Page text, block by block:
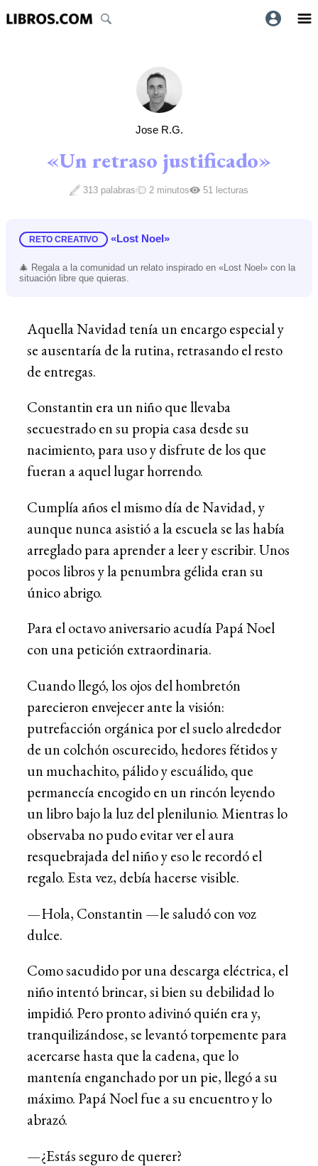
Jose R.G.
«Un retraso justificado»
313 palabras 2 minutos 51 lecturas
RETO CREATIVO «Lost Noel»
🎄 Regala a la comunidad un relato inspirado en «Lost Noel» con la
situación libre que quieras.
Aquella Navidad tenía un encargo especial y
se ausentaría de la rutina, retrasando el resto
de entregas.
Constantin era un niño que llevaba
secuestrado en su propia casa desde su
nacimiento, para uso y disfrute de los que
fueran a aquel lugar horrendo.
Cumplía años el mismo día de Navidad, y
aunque nunca asistió a la escuela se las había
arreglado para aprender a leer y escribir. Unos
pocos libros y la penumbra gélida eran su
único abrigo.
Para el octavo aniversario acudía Papá Noel
con una petición extraordinaria.
Cuando llegó, los ojos del hombretón
parecieron envejecer ante la visión:
putrefacción orgánica por el suelo alrededor
de un colchón oscurecido, hedores fétidos y
un muchachito, pálido y escuálido, que
permanecía encogido en un rincón leyendo
un libro bajo la luz del plenilunio. Mientras lo
observaba no pudo evitar ver el aura
resquebrajada del niño y eso le recordó el
regalo. Esta vez, debía hacerse visible.
—Hola, Constantin —le saludó con voz
dulce.
Como sacudido por una descarga eléctrica, el
niño intentó brincar, si bien su debilidad lo
impidió. Pero pronto adivinó quién era y,
tranquilizándose, se levantó torpemente para
acercarse hasta que la cadena, que lo
mantenía enganchado por un pie, llegó a su
máximo. Papá Noel fue a su encuentro y lo
abrazó.
—¿Estás seguro de querer?